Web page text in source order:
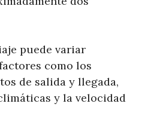
puede variar
como los
de salida y llegada,
y la velocidad